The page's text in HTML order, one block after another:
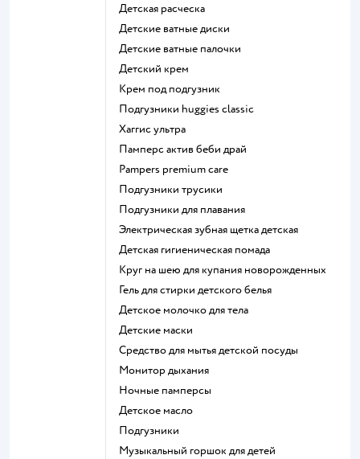
детская расческа
детские ватные диски
детские ватные палочки
детский крем
крем под подгузник
подгузники huggies classic
хаггис ультра
памперс актив беби драй
pampers premium care
подгузники трусики
подгузники для плавания
электрическая зубная щетка детская
детская гигиеническая помада
круг на шею для купания новорожденных
гель для стирки детского белья
детское молочко для тела
детские маски
средство для мытья детской посуды
монитор дыхания
ночные памперсы
детское масло
подгузники
музыкальный горшок для детей